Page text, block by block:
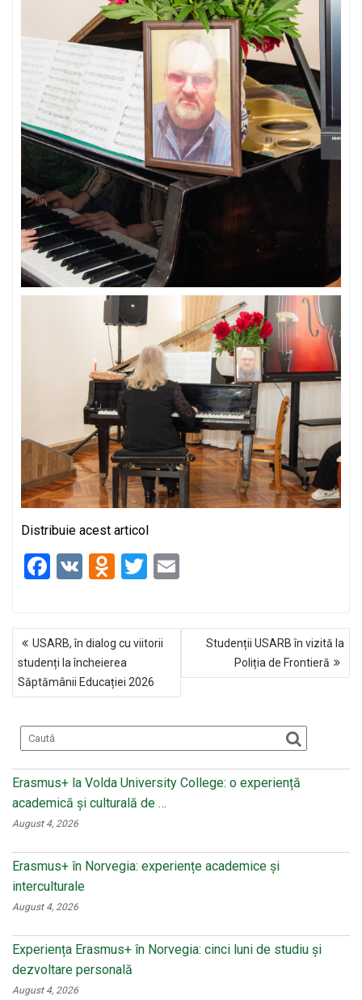
Distribuie acest articol
F
b
o
o
k
V
O
o
kl
a
ss
ni
ki
T
er
NAVIGARE
ÎN
ARTICOLE
USARB, în dialog cu viitorii
studenți la încheierea
Săptămânii Educației 2026
Studenții USARB în vizită la
Poliția de Frontieră
Erasmus+ la Volda University College: o experiență
academică și culturală de …
August 4, 2026
Erasmus+ în Norvegia: experiențe academice și
interculturale
August 4, 2026
Experiența Erasmus+ în Norvegia: cinci luni de studiu și
dezvoltare personală
August 4, 2026